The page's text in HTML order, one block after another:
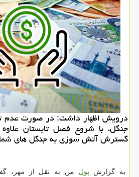
درویش اظهار داشت: در صورت عدم
جنگل، با شروع فصل تابستان
گسترش آتش سوزی به جنگل های
به گزارش پول من به نقل از مهر،